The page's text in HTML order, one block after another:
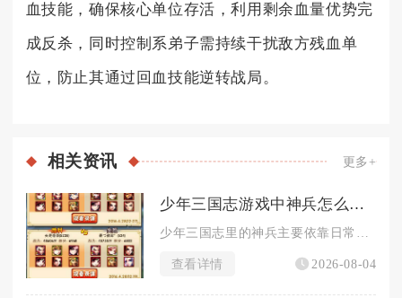
血技能，确保核心单位存活，利用剩余血量优势完
成反杀，同时控制系弟子需持续干扰敌方残血单
位，防止其通过回血技能逆转战局。
相关资讯 更多+
少年三国志游戏中神兵怎么获取
查看详情 2026-08-04